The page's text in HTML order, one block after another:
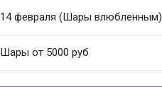
14 февраля (Шары влюбленным)
Шары от 5000 руб